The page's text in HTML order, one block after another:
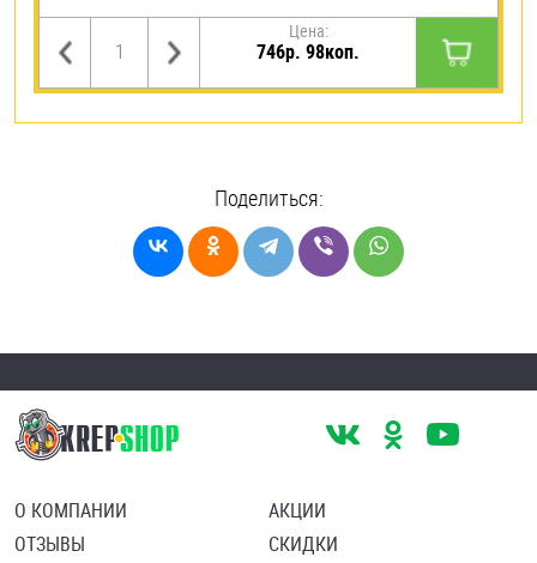
Цена:
746р. 98коп.
Поделиться:
О КОМПАНИИ
ОТЗЫВЫ
АКЦИИ
СКИДКИ